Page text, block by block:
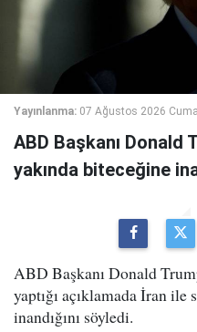
Yayınlanma: 07 Ağustos 2026
ABD Başkanı Donald
yakında biteceğine
ABD Başkanı Donald
yaptığı açıklamada İran ile
inandığını söyledi.